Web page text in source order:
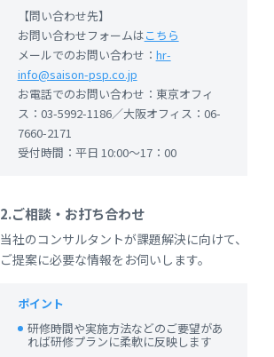
【問い合わせ先】
お問い合わせフォームはこちら
メールでのお問い合わせ： hr-
info@saison-psp.co.jp
お電話でのお問い合わせ：東京オフィ
ス：03-5992-1186／大阪オフィス：06-
7660-2171
受付時間：平日 10:00～17：00
2.ご相談・お打ち合わせ
当社のコンサルタントが課題解決に向けて、
ご提案に必要な情報をお伺いします。
ポイント
研修時間や実施方法などのご要望があ
れば研修プランに柔軟に反映します